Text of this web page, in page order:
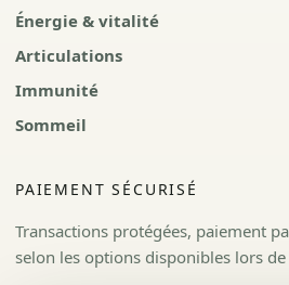
Énergie & vitalité
Articulations
Immunité
Sommeil
PAIEMENT SÉCURISÉ
Transactions protégées, paiement
selon les options disponibles lors